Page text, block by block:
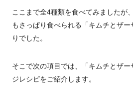
ここまで全4種類を食べてみましたが
もさっぱり食べられる「キムチとザー
りでした。
そこで次の項目では、「キムチとザ
ジレシピをご紹介します。